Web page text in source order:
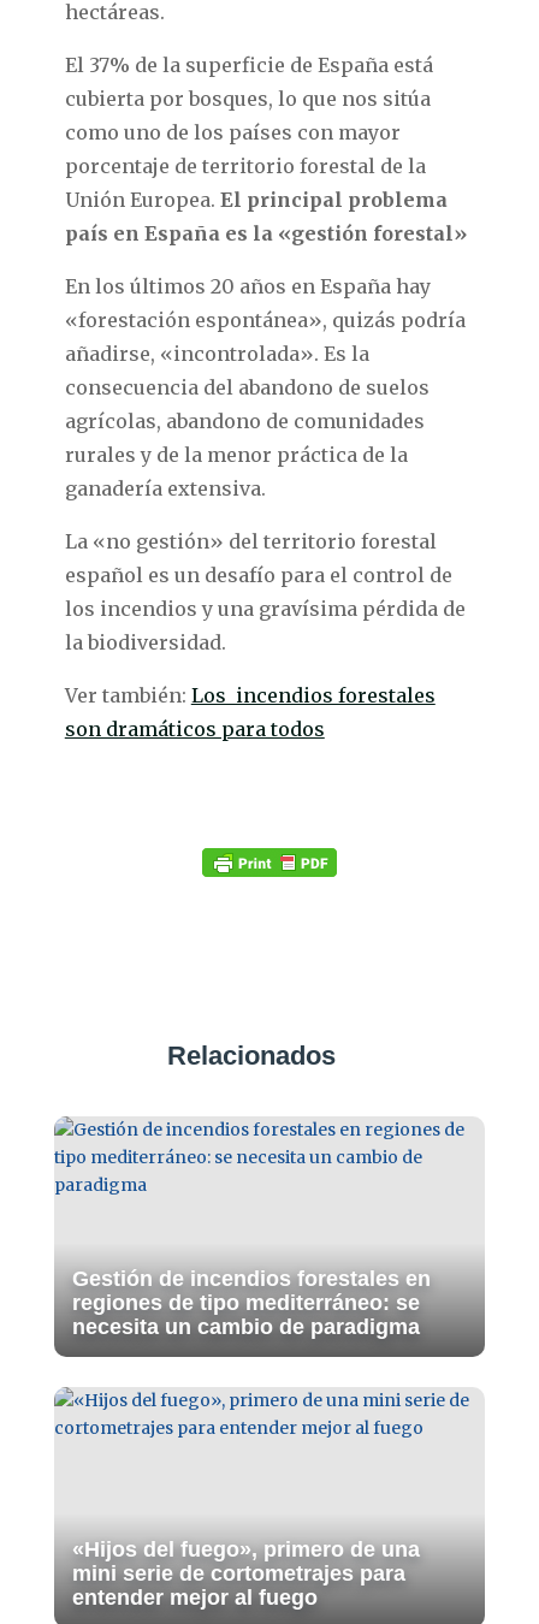
hectáreas.
El 37% de la superficie de España está
cubierta por bosques, lo que nos sitúa
como uno de los países con mayor
porcentaje de territorio forestal de la
Unión Europea. El principal problema
país en España es la «gestión forestal»
En los últimos 20 años en España hay
«forestación espontánea», quizás podría
añadirse, «incontrolada». Es la
consecuencia del abandono de suelos
agrícolas, abandono de comunidades
rurales y de la menor práctica de la
ganadería extensiva.
La «no gestión» del territorio forestal
español es un desafío para el control de
los incendios y una gravísima pérdida de
la biodiversidad.
Ver también: Los incendios forestales
son dramáticos para todos
Relacionados
Gestión de incendios forestales en
regiones de tipo mediterráneo: se
necesita un cambio de paradigma
«Hijos del fuego», primero de una
mini serie de cortometrajes para
entender mejor al fuego